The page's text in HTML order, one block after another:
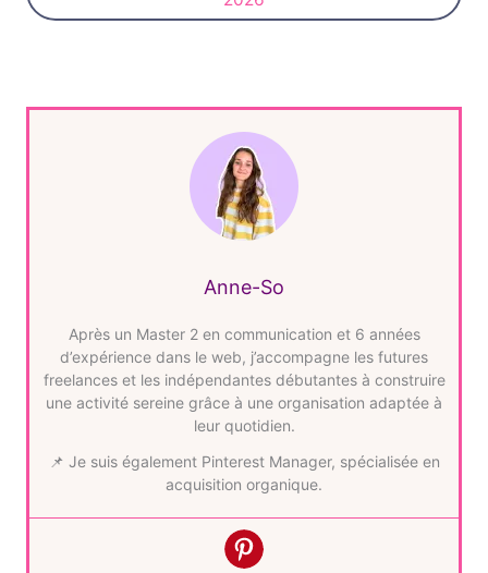
Anne-So
Après un Master 2 en communication et 6 années
d’expérience dans le web, j’accompagne les futures
freelances et les indépendantes débutantes à construire
une activité sereine grâce à une organisation adaptée à
leur quotidien.
📌 Je suis également Pinterest Manager, spécialisée en
acquisition organique.